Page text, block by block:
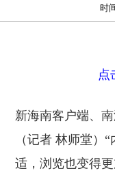
时
点
新海南客户端、
（记者 林师堂）
适，浏览也变得